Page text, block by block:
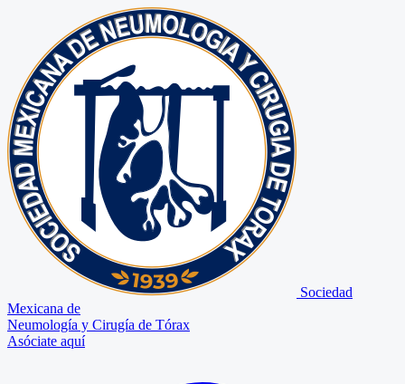
Sociedad
Mexicana de
Neumología y Cirugía de Tórax
Asóciate aquí